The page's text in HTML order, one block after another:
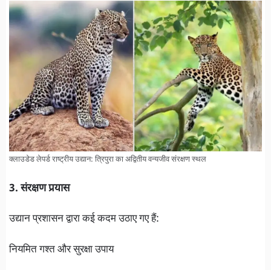
क्लाउडेड लेपर्ड राष्ट्रीय उद्यान: त्रिपुरा का अद्वितीय वन्यजीव संरक्षण स्थल
3. संरक्षण प्रयास
उद्यान प्रशासन द्वारा कई कदम उठाए गए हैं:
नियमित गश्त और सुरक्षा उपाय